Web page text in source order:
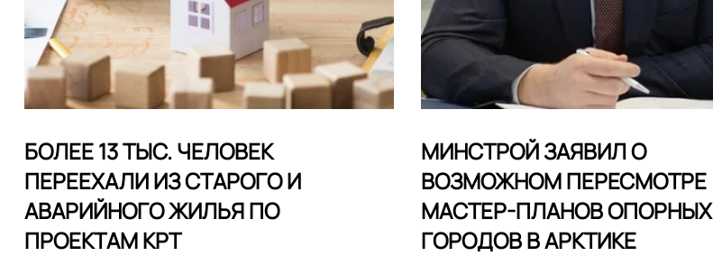
БОЛЕЕ 13 ТЫС. ЧЕЛОВЕК
ПЕРЕЕХАЛИ ИЗ СТАРОГО И
АВАРИЙНОГО ЖИЛЬЯ ПО
ПРОЕКТАМ КРТ
МИНСТРОЙ ЗАЯВИЛ О
ВОЗМОЖНОМ ПЕРЕСМОТРЕ
МАСТЕР-ПЛАНОВ ОПОРНЫХ
ГОРОДОВ В АРКТИКЕ